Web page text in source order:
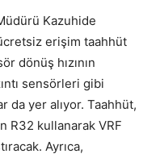
Kazuhide
erişim taahhüt
dönüş hızının
sensörleri gibi
yer alıyor. Taahhüt,
R32 kullanarak VRF
Ayrıca,